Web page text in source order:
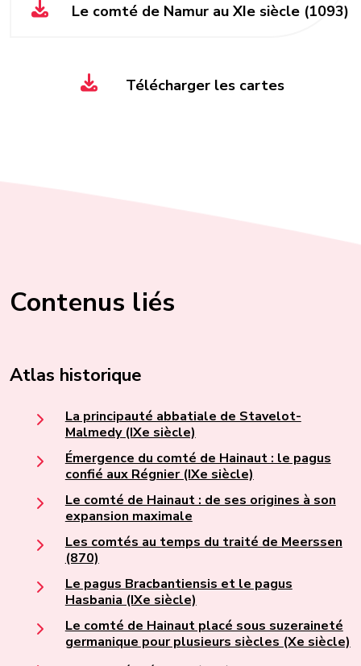
Le comté de Namur au XIe siècle (1093)
Télécharger les cartes
Contenus liés
Atlas historique
La principauté abbatiale de Stavelot-
Malmedy (IXe siècle)
Émergence du comté de Hainaut : le pagus
confié aux Régnier (IXe siècle)
Le comté de Hainaut : de ses origines à son
expansion maximale
Les comtés au temps du traité de Meerssen
(870)
Le pagus Bracbantiensis et le pagus
Hasbania (IXe siècle)
Le comté de Hainaut placé sous suzeraineté
germanique pour plusieurs siècles (Xe siècle)